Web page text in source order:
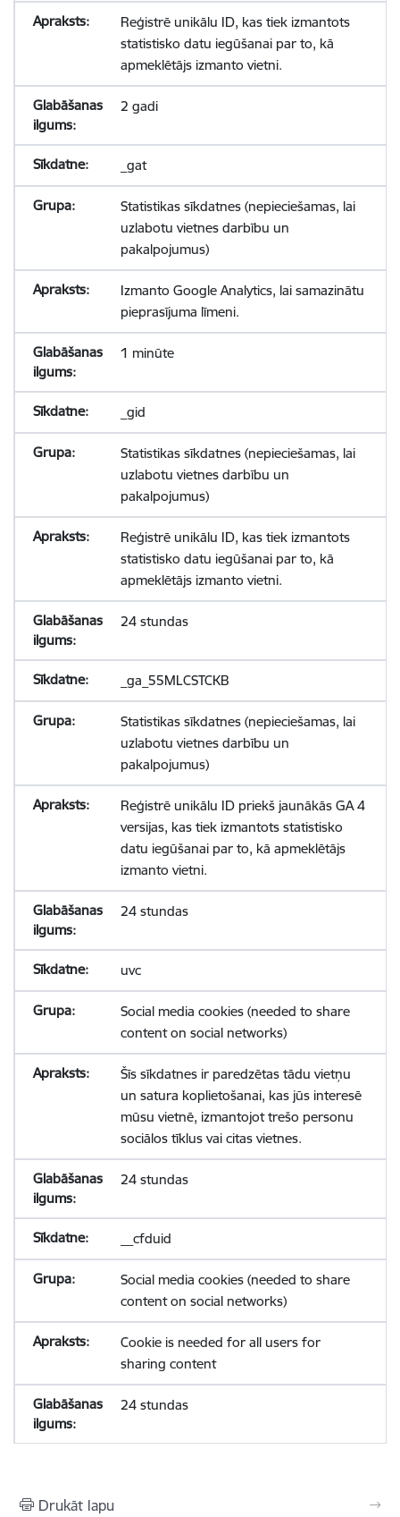
Reģistrē unikālu ID, kas tiek izmantots
statistisko datu iegūšanai par to, kā
apmeklētājs izmanto vietni.
2 gadi
_gat
Statistikas sīkdatnes (nepieciešamas, lai
uzlabotu vietnes darbību un
pakalpojumus)
Izmanto Google Analytics, lai samazinātu
pieprasījuma līmeni.
1 minūte
_gid
Statistikas sīkdatnes (nepieciešamas, lai
uzlabotu vietnes darbību un
pakalpojumus)
Reģistrē unikālu ID, kas tiek izmantots
statistisko datu iegūšanai par to, kā
apmeklētājs izmanto vietni.
24 stundas
_ga_55MLCSTCKB
Statistikas sīkdatnes (nepieciešamas, lai
uzlabotu vietnes darbību un
pakalpojumus)
Reģistrē unikālu ID priekš jaunākās GA 4
versijas, kas tiek izmantots statistisko
datu iegūšanai par to, kā apmeklētājs
izmanto vietni.
24 stundas
uvc
Social media cookies (needed to share
content on social networks)
Šīs sīkdatnes ir paredzētas tādu vietņu
un satura koplietošanai, kas jūs interesē
mūsu vietnē, izmantojot trešo personu
sociālos tīklus vai citas vietnes.
24 stundas
__cfduid
Social media cookies (needed to share
content on social networks)
Cookie is needed for all users for
sharing content
24 stundas
Drukāt lapu